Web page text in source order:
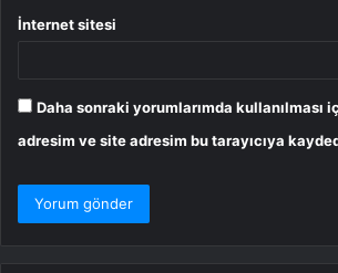
İnternet sitesi
Daha sonraki yorumlarımda kullanılması
adresim ve site adresim bu tarayıcıya